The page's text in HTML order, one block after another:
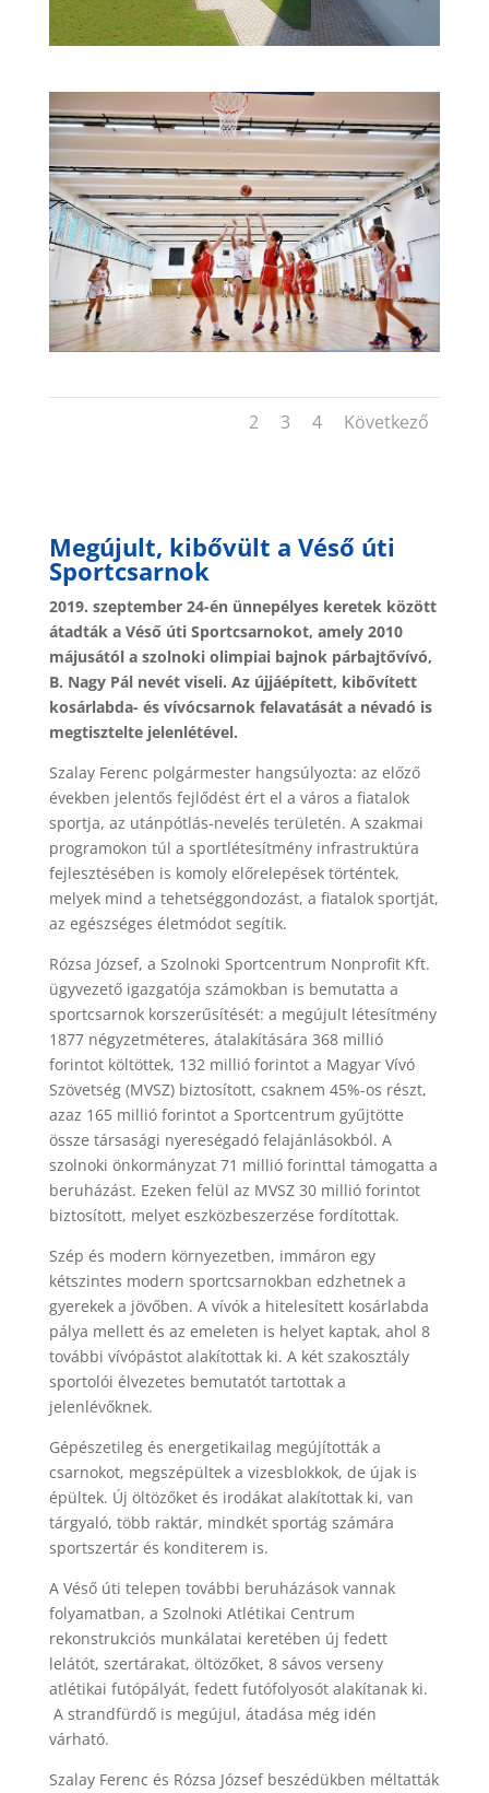
2 3 4 Következő
Megújult, kibővült a Véső úti
Sportcsarnok
2019. szeptember 24-én ünnepélyes keretek között
átadták a Véső úti Sportcsarnokot, amely 2010
májusától a szolnoki olimpiai bajnok párbajtővívó,
B. Nagy Pál nevét viseli. Az újjáépített, kibővített
kosárlabda- és vívócsarnok felavatását a névadó is
megtisztelte jelenlétével.
Szalay Ferenc polgármester hangsúlyozta: az előző
években jelentős fejlődést ért el a város a fiatalok
sportja, az utánpótlás-nevelés területén. A szakmai
programokon túl a sportlétesítmény infrastruktúra
fejlesztésében is komoly előrelepések történtek,
melyek mind a tehetséggondozást, a fiatalok sportját,
az egészséges életmódot segítik.
Rózsa József, a Szolnoki Sportcentrum Nonprofit Kft.
ügyvezető igazgatója számokban is bemutatta a
sportcsarnok korszerűsítését: a megújult létesítmény
1877 négyzetméteres, átalakítására 368 millió
forintot költöttek, 132 millió forintot a Magyar Vívó
Szövetség (MVSZ) biztosított, csaknem 45%-os részt,
azaz 165 millió forintot a Sportcentrum gyűjtötte
össze társasági nyereségadó felajánlásokból. A
szolnoki önkormányzat 71 millió forinttal támogatta a
beruházást. Ezeken felül az MVSZ 30 millió forintot
biztosított, melyet eszközbeszerzése fordítottak.
Szép és modern környezetben, immáron egy
kétszintes modern sportcsarnokban edzhetnek a
gyerekek a jövőben. A vívók a hitelesített kosárlabda
pálya mellett és az emeleten is helyet kaptak, ahol 8
további vívópástot alakítottak ki. A két szakosztály
sportolói élvezetes bemutatót tartottak a
jelenlévőknek.
Gépészetileg és energetikailag megújították a
csarnokot, megszépültek a vizesblokkok, de újak is
épültek. Új öltözőket és irodákat alakítottak ki, van
tárgyaló, több raktár, mindkét sportág számára
sportszertár és konditerem is.
A Véső úti telepen további beruházások vannak
folyamatban, a Szolnoki Atlétikai Centrum
rekonstrukciós munkálatai keretében új fedett
lelátót, szertárakat, öltözőket, 8 sávos verseny
atlétikai futópályát, fedett futófolyosót alakítanak ki.
A strandfürdő is megújul, átadása még idén
várható.
Szalay Ferenc és Rózsa József beszédükben méltatták